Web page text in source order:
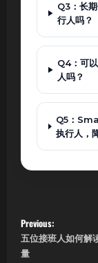
Q3：长
行人吗？
Q4：可
人吗？
Q5：
执行人，
P
o
Previous:
五位接班人如何解
量